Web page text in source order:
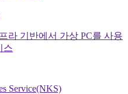
라 기반에서 가상 PC를 사용
스
Service(NKS)